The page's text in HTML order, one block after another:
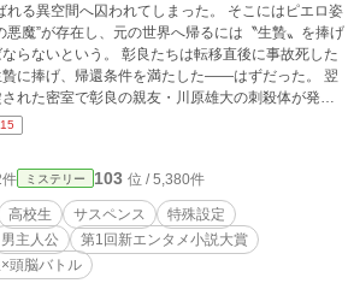
異空間へ囚われてしまった。 そこにはピエロ姿
悪魔”が存在し、元の世界へ帰るには〝生贄〟を捧げ
う。 彰良たちは転移直後に事故死した
に捧げ、帰還条件を満たした――はずだった。 翌
された密室で彰良の親友・川原雄大の刺殺体が発見
の
能力が入り乱れ
密室”で、彰良は現実世界に戻れるタイムリミット内
殺した犯人を推理によって暴こうとする。
ミステリー 103 位 / 5,380件
高校生 サスペンス
特殊設定
男主人公
第1回新エンタメ小説大賞
頭脳バトル